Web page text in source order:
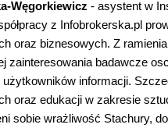
Węgorkiewicz - asystent w
z Infobrokerska.pl
oraz biznesowych. Z
zainteresowania badawcze
informacji.
oraz edukacji w zakresie
sobie wrażliwość Stachury,